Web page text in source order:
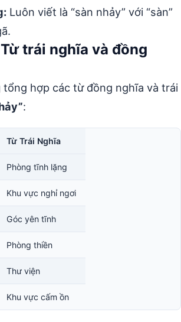
Luôn viết là “sàn nhảy” với “sàn”
Từ trái nghĩa và đồng
tổng hợp các từ đồng nghĩa và trái
:
Từ Trái Nghĩa
Phòng tĩnh lặng
Khu vực nghỉ ngơi
Góc yên tĩnh
Phòng thiền
Thư viện
Khu vực cấm ồn